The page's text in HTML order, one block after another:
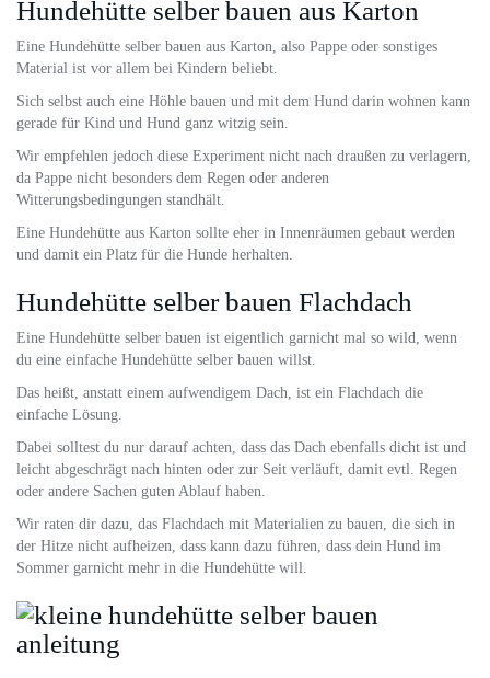
Hundehütte selber bauen aus Karton
Eine Hundehütte selber bauen aus Karton, also Pappe oder sonstiges
Material ist vor allem bei Kindern beliebt.
Sich selbst auch eine Höhle bauen und mit dem Hund darin wohnen kann
gerade für Kind und Hund ganz witzig sein.
Wir empfehlen jedoch diese Experiment nicht nach draußen zu verlagern,
da Pappe nicht besonders dem Regen oder anderen
Witterungsbedingungen standhält.
Eine Hundehütte aus Karton sollte eher in Innenräumen gebaut werden
und damit ein Platz für die Hunde herhalten.
Hundehütte selber bauen Flachdach
Eine Hundehütte selber bauen ist eigentlich garnicht mal so wild, wenn
du eine einfache Hundehütte selber bauen willst.
Das heißt, anstatt einem aufwendigem Dach, ist ein Flachdach die
einfache Lösung.
Dabei solltest du nur darauf achten, dass das Dach ebenfalls dicht ist und
leicht abgeschrägt nach hinten oder zur Seit verläuft, damit evtl. Regen
oder andere Sachen guten Ablauf haben.
Wir raten dir dazu, das Flachdach mit Materialien zu bauen, die sich in
der Hitze nicht aufheizen, dass kann dazu führen, dass dein Hund im
Sommer garnicht mehr in die Hundehütte will.